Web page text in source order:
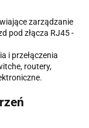
zarządzanie
pod złącza RJ45 -
i przełączenia
routery,